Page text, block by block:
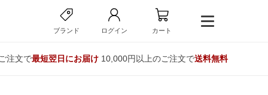
ブランド ログイン カート
注文で最短翌日にお届け10,000円以上のご注文で送料無料